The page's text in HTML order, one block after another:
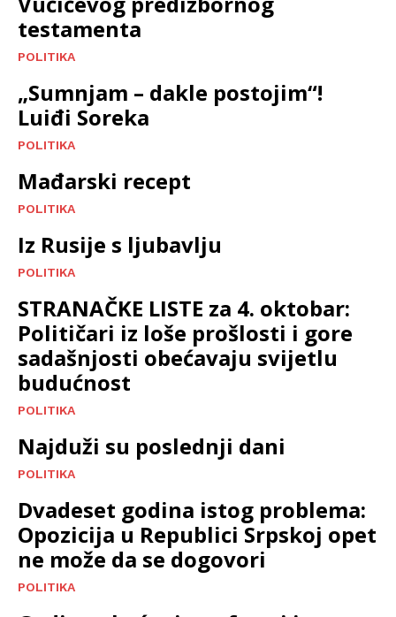
testamenta
POLITIKA
„Sumnjam – dakle postojim“!
Luiđi Soreka
POLITIKA
Mađarski recept
POLITIKA
Iz Rusije s ljubavlju
POLITIKA
STRANAČKE LISTE za 4. oktobar:
Političari iz loše prošlosti i gore
sadašnjosti obećavaju svijetlu
budućnost
POLITIKA
Najduži su poslednji dani
POLITIKA
Dvadeset godina istog problema:
Opozicija u Republici Srpskoj opet
ne može da se dogovori
POLITIKA